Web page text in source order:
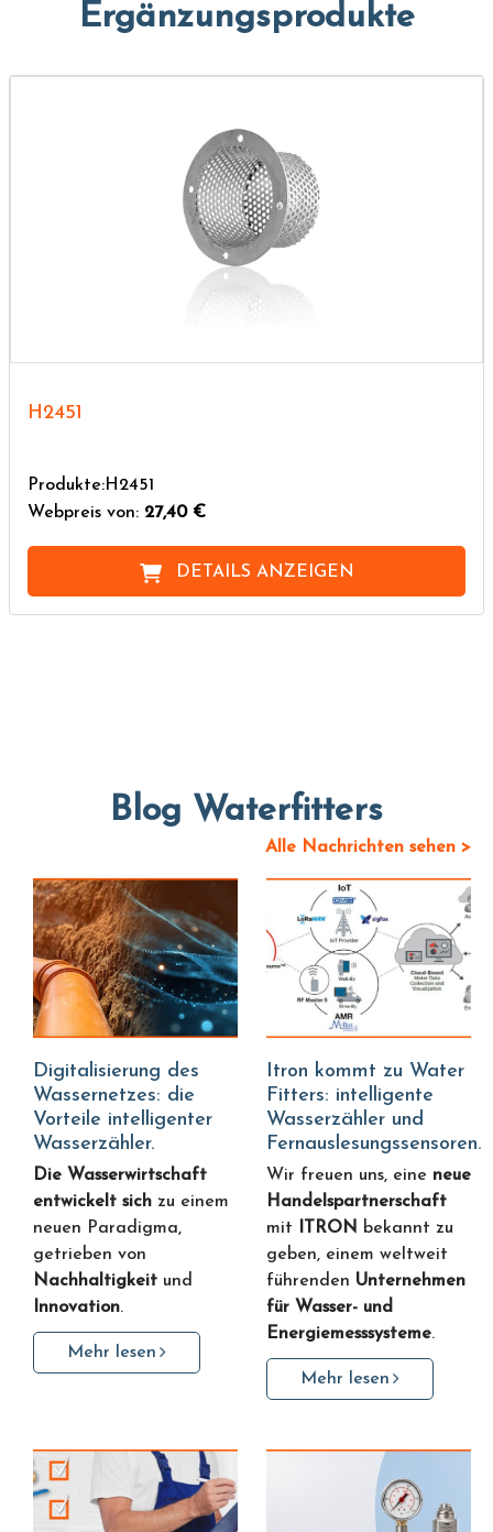
Ergänzungsprodukte
H2451
Produkte:H2451
Webpreis von: 27,40 €
DETAILS ANZEIGEN
Blog Waterfitters
Alle Nachrichten sehen >
Digitalisierung des
Wassernetzes: die
Vorteile intelligenter
Wasserzähler.
Die Wasserwirtschaft
entwickelt sich zu einem
neuen Paradigma,
getrieben von
Nachhaltigkeit und
Innovation.
Mehr lesen
Itron kommt zu Water
Fitters: intelligente
Wasserzähler und
Fernauslesungssensoren.
Wir freuen uns, eine neue
Handelspartnerschaft
mit
ITRON bekannt zu
geben, einem weltweit
führenden Unternehmen
für Wasser- und
Energiemesssysteme.
Mehr lesen